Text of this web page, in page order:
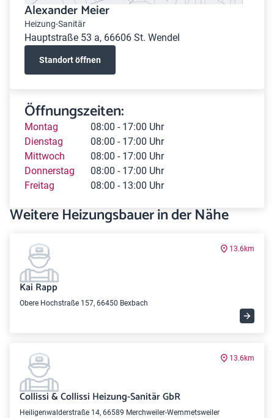
Alexander Meier
Heizung-Sanitär
Hauptstraße 53 a, 66606 St. Wendel
Standort öffnen
Öffnungszeiten:
Montag
08:00 - 17:00 Uhr
Dienstag
08:00 - 17:00 Uhr
Mittwoch
08:00 - 17:00 Uhr
Donnerstag
08:00 - 17:00 Uhr
Freitag
08:00 - 13:00 Uhr
Weitere Heizungsbauer in der Nähe
13.6km
Kai Rapp
Obere Hochstraße 157, 66450 Bexbach
13.6km
Collissi & Collissi Heizung-Sanitär GbR
Heiligenwalderstraße 14, 66589 Merchweiler-Wemmetsweiler